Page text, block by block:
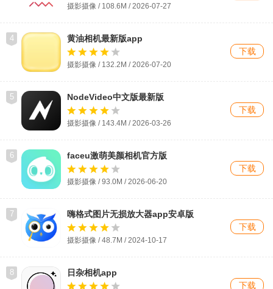
摄影摄像 / 108.6M / 2026-07-27
4 黄油相机最新版app
摄影摄像 / 132.2M / 2026-07-20
下载
5 NodeVideo中文版最新版
摄影摄像 / 143.4M / 2026-03-26
下载
6 faceu激萌美颜相机官方版
摄影摄像 / 93.0M / 2026-06-20
下载
7 嗨格式图片无损放大器app安卓版
摄影摄像 / 48.7M / 2024-10-17
下载
8
日杂相机app
下载